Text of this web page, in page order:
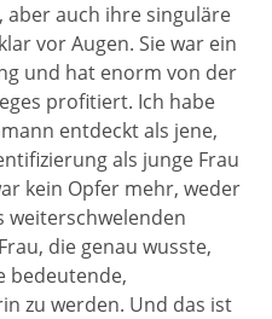
aber auch ihre singuläre
vor Augen. Sie war ein
und hat enorm von der
profitiert. Ich habe
entdeckt als jene,
als junge Frau
kein Opfer mehr, weder
weiterschwelenden
die genau wusste,
bedeutende,
zu werden. Und das ist